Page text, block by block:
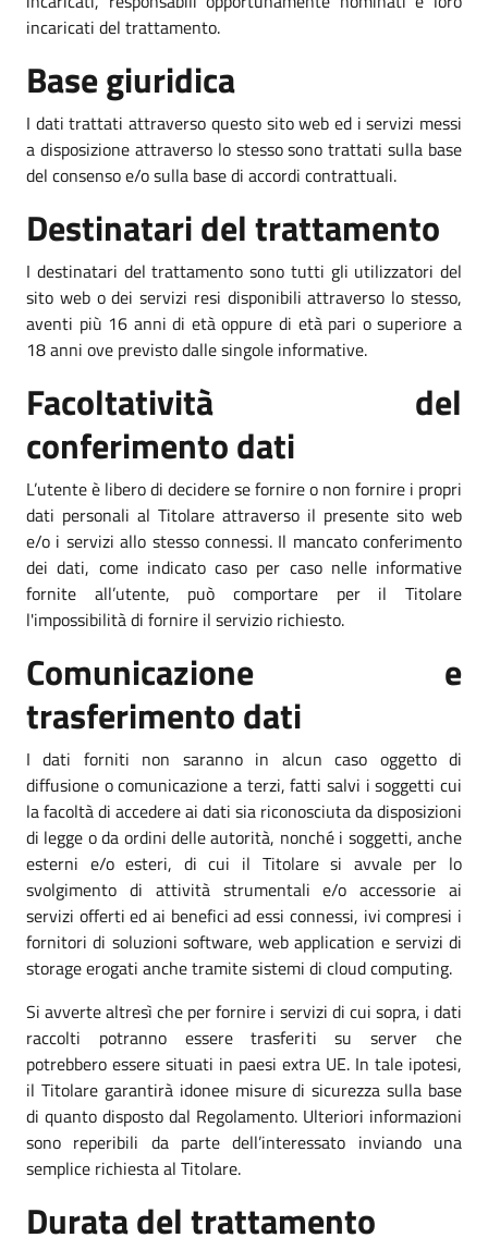
incaricati del trattamento.
Base giuridica
I dati trattati attraverso questo sito web ed i servizi messi
a disposizione attraverso lo stesso sono trattati sulla base
del consenso e/o sulla base di accordi contrattuali.
Destinatari del trattamento
I destinatari del trattamento sono tutti gli utilizzatori del
sito web o dei servizi resi disponibili attraverso lo stesso,
aventi più 16 anni di età oppure di età pari o superiore a
18 anni ove previsto dalle singole informative.
Facoltatività del
conferimento dati
L’utente è libero di decidere se fornire o non fornire i propri
dati personali al Titolare attraverso il presente sito web
e/o i servizi allo stesso connessi. Il mancato conferimento
dei dati, come indicato caso per caso nelle informative
fornite all’utente, può comportare per il Titolare
l'impossibilità di fornire il servizio richiesto.
Comunicazione e
trasferimento dati
I dati forniti non saranno in alcun caso oggetto di
diffusione o comunicazione a terzi, fatti salvi i soggetti cui
la facoltà di accedere ai dati sia riconosciuta da disposizioni
di legge o da ordini delle autorità, nonché i soggetti, anche
esterni e/o esteri, di cui il Titolare si avvale per lo
svolgimento di attività strumentali e/o accessorie ai
servizi offerti ed ai benefici ad essi connessi, ivi compresi i
fornitori di soluzioni software, web application e servizi di
storage erogati anche tramite sistemi di cloud computing.
Si avverte altresì che per fornire i servizi di cui sopra, i dati
raccolti potranno essere trasferiti su server che
potrebbero essere situati in paesi extra UE. In tale ipotesi,
il Titolare garantirà idonee misure di sicurezza sulla base
di quanto disposto dal Regolamento. Ulteriori informazioni
sono reperibili da parte dell’interessato inviando una
semplice richiesta al Titolare.
Durata del trattamento